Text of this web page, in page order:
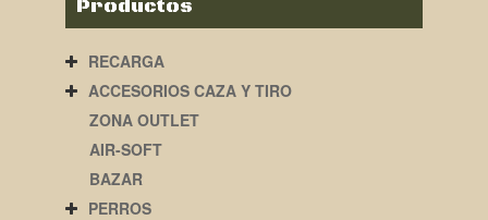
Productos
RECARGA
ACCESORIOS CAZA Y TIRO
ZONA OUTLET
AIR-SOFT
BAZAR
PERROS